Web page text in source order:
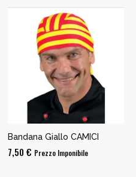
Bandana Giallo CAMICI
7,50 € Prezzo Imponibile